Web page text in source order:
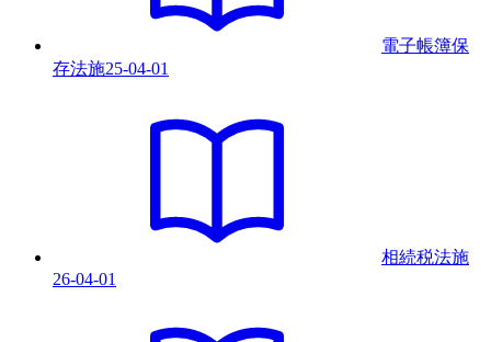
電子帳簿保
存法施25-04-01
相続税法施
26-04-01